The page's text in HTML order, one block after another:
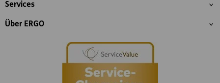
Services
Über ERGO